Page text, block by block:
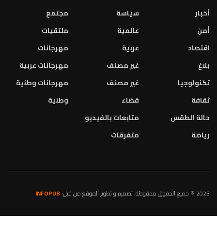
أخبار
أمن
اقتصاد
بلاغ
تكنولوجيا
ثقافة
حالة الطقس
رياضة
سياسة
عالمية
عربية
غير مصنف
غير مصنف
قضاء
متابعات بالفيديو
متفرقات
مجتمع
ملتقيات
مهرجانات
مهرجانات عربية
مهرجانات وطنية
وطنية
2023 © جميع الحقوق محفوظة. تصميم و تطوير الموقع من قبل: INFOPUB